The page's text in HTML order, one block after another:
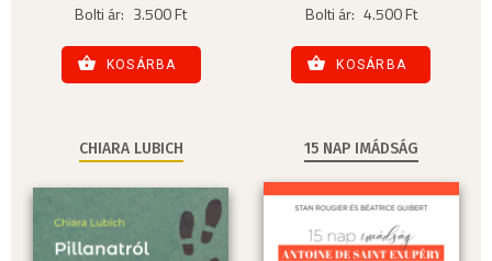
Bolti ár: 3.500 Ft
KOSÁRBA
Bolti ár: 4.500 Ft
KOSÁRBA
CHIARA LUBICH 15 NAP IMÁDSÁG